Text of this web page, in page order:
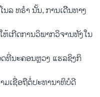
ລ ທຣຳ ນັ້ນ, ການເດີິນທາງ
ເກີດການວິພາກວິຈານທັງໃນ
ທີ່ນະຄອນຫຼວງ ແຮລຊິງກິ
ມເຊື່ອຖືຕໍ່ປະທານາທິບໍດີ